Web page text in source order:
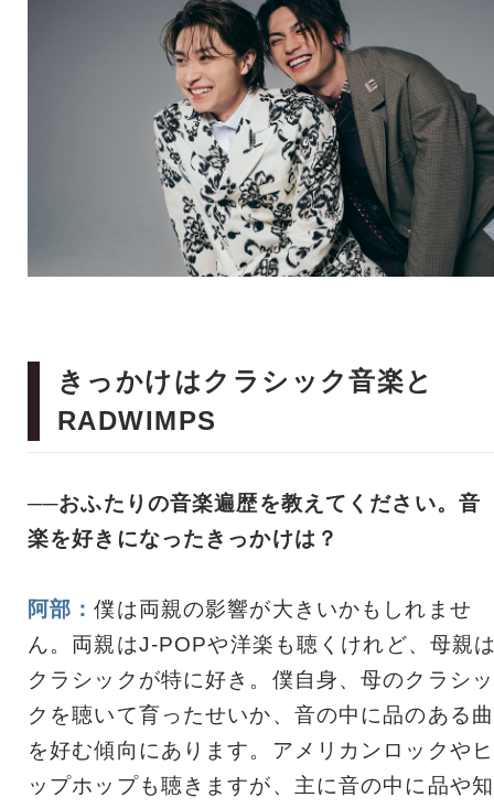
きっかけはクラシック音楽と
RADWIMPS
──おふたりの音楽遍歴を教えてください。音
楽を好きになったきっかけは？
阿部：僕は両親の影響が大きいかもしれませ
ん。両親はJ-POPや洋楽も聴くけれど、母親
クラシックが特に好き。僕自身、母のクラシッ
クを聴いて育ったせいか、音の中に品のある曲
を好む傾向にあります。アメリカンロックやヒ
ップホップも聴きますが、主に音の中に品や知